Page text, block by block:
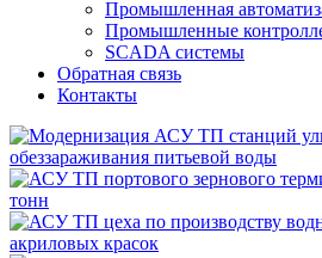
Промышленная
Промышленные
SCADA системы
Обратная связь
Контакты